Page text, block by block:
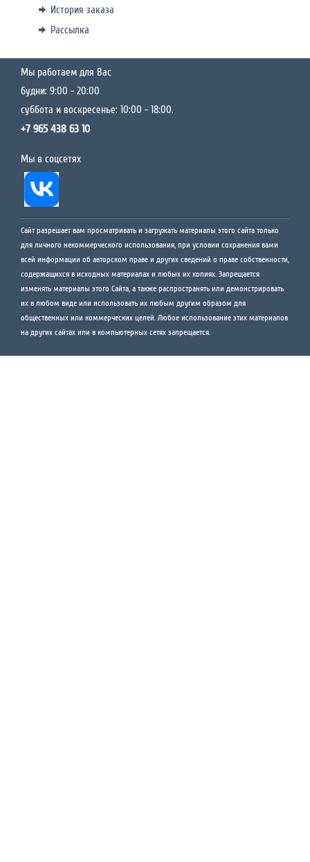
История заказа
Рассылка
Мы работаем для Вас
будни: 9:00 - 20:00
суббота и воскресенье: 10:00 - 18:00.
+7 965 438 63 10
Мы в соцсетях
Сайт разрешает вам просматривать и загружать материалы этого сайта только
для личного некоммерческого использования, при условии сохранения вами
всей информации об авторском праве и других сведений о праве собственности,
содержащихся в исходных материалах и любых их копиях. Запрещается
изменять материалы этого Сайта, а также распространять или демонстрировать
их в любом виде или использовать их любым другим образом для
общественных или коммерческих целей. Любое использование этих материалов
на других сайтах или в компьютерных сетях запрещается.